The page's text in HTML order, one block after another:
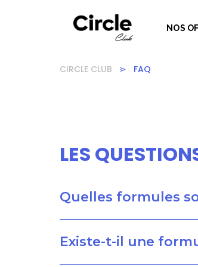
NOS
CIRCLE CLUB ⋗ FAQ
LES
Quelles formules
Existe-t-il une